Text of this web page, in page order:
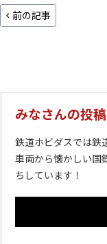
前の記事
みなさんの投
鉄道ホビダスでは鉄
車両から懐かしい国
ちしています！